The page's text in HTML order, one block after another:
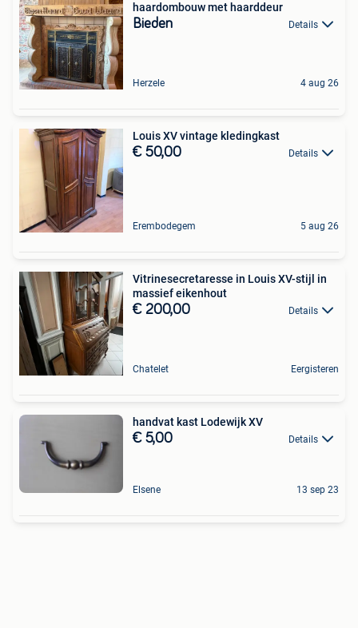
haardombouw met haarddeur
Bieden Details
Herzele 4 aug 26
Louis XV vintage kledingkast
€ 50,00 Details
Erembodegem 5 aug 26
Vitrinesecretaresse in Louis XV-stijl in
massief eikenhout
€ 200,00 Details
Chatelet Eergisteren
handvat kast Lodewijk XV
€ 5,00 Details
Elsene 13 sep 23